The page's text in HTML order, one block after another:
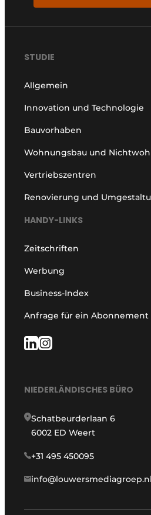
STUDIE
Allgemein
Innovation und Technologie
Bauvorhaben
Wohnungsbau und
Vertriebszentren
Renovierung und
HANDY-LINKS
Zeitschriften
Werbung
Business-Index
Anfrage für ein Abonnement
NIEDERLÄNDISCHES BÜRO
Schatbeurderlaan 6
6002 ED Weert
+31 495 450095
info@louwersmediagroep.nl